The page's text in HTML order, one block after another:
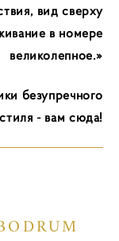
вид сверху
в номере
великолепное.»
безупречного
стиля - вам сюда!